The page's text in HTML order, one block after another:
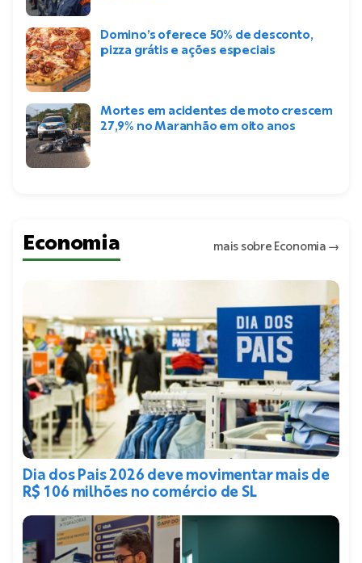
Domino’s oferece 50% de desconto,
pizza grátis e ações especiais
Mortes em acidentes de moto crescem
27,9% no Maranhão em oito anos
Economia mais sobre Economia →
Dia dos Pais 2026 deve movimentar mais de
R$ 106 milhões no comércio de SL